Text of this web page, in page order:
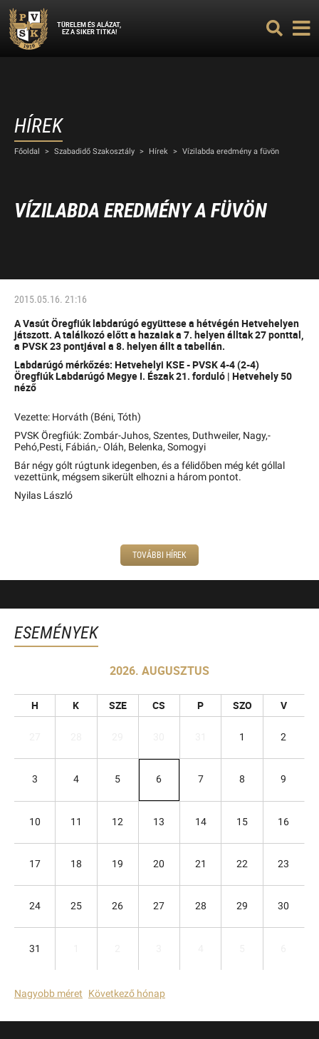
TÜRELEM ÉS ALÁZAT,
EZ A SIKER TITKA!
HÍREK
Főoldal > Szabadidő Szakosztály > Hírek > Vízilabda eredmény a füvön
VÍZILABDA EREDMÉNY A FÜVÖN
2015.05.16. 21:16
A Vasút Öregfiúk labdarúgó együttese a hétvégén Hetvehelyen
játszott. A találkozó előtt a hazaiak a 7. helyen álltak 27 ponttal,
a PVSK 23 pontjával a 8. helyen állt a tabellán.
Labdarúgó mérkőzés: Hetvehelyi KSE - PVSK 4-4 (2-4)
Öregfiúk Labdarúgó Megye I. Észak 21. forduló | Hetvehely 50
néző
Vezette: Horváth (Béni, Tóth)
PVSK Öregfiúk: Zombár-Juhos, Szentes, Duthweiler, Nagy,-
Pehó,Pesti, Fábián,- Oláh, Belenka, Somogyi
Bár négy gólt rúgtunk idegenben, és a félidőben még két góllal
vezettünk, mégsem sikerült elhozni a három pontot.
Nyilas László
TOVÁBBI HÍREK
ESEMÉNYEK
2026. AUGUSZTUS
H K SZE CS P SZO V
1 2
3 4 5 6 7 8 9
10 11 12 13 14 15 16
17 18 19 20 21 22 23
24 25 26 27 28 29 30
31
Nagyobb méret Következő hónap